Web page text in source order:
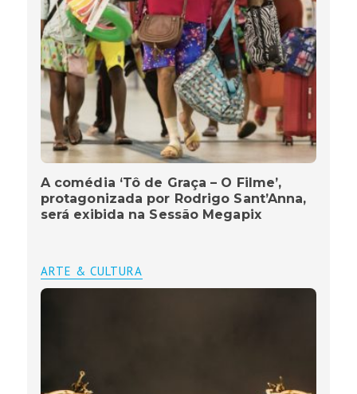
A comédia ‘Tô de Graça – O Filme’,
protagonizada por Rodrigo Sant’Anna,
será exibida na Sessão Megapix
ARTE & CULTURA